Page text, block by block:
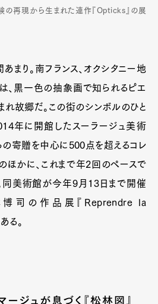
の再現から生まれた連作『Opticks』の展
まり。南フランス、オクシタニー地
、黒一色の抽象画で知られるピエ
れ故郷だ。この街のシンボルのひと
年に開館したスーラージュ美術
の寄贈を中心に500点を超えるコレ
ほかに、これまで年2回のペースで
同美術館が今年9月13日まで開催
博司の作品展『Reprendre la
る。
ジュが息づく『松林図』